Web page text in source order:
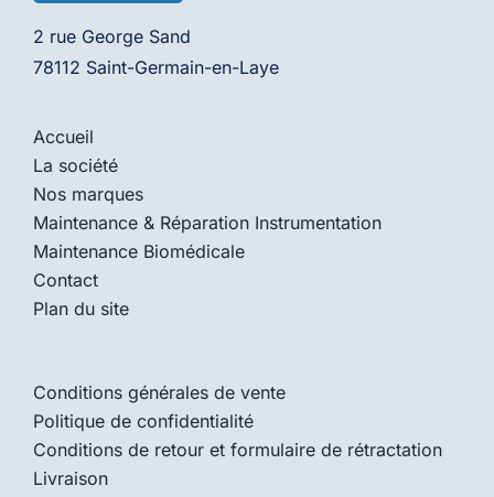
2 rue George Sand
78112 Saint-Germain-en-Laye
Accueil
La société
Nos marques
Maintenance & Réparation Instrumentation
Maintenance Biomédicale
Contact
Plan du site
Conditions générales de vente
Politique de confidentialité
Conditions de retour et formulaire de rétractation
Livraison